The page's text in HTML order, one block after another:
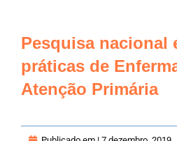
Pesquisa nacional
práticas de
Atenção Primária